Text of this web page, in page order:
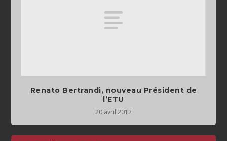
Renato Bertrandi, nouveau Président de
l’ETU
20 avril 2012